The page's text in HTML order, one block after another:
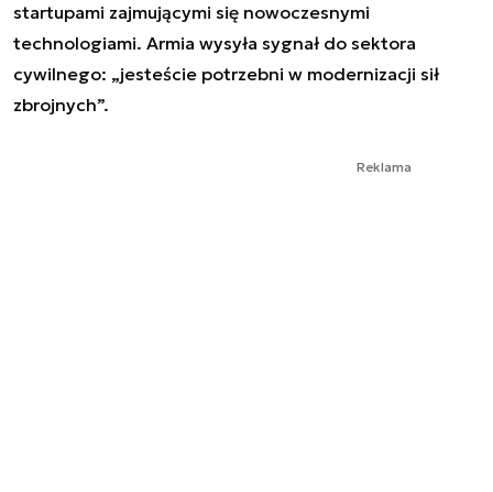
startupami zajmującymi się nowoczesnymi
technologiami. Armia wysyła sygnał do sektora
cywilnego: „jesteście potrzebni w modernizacji sił
zbrojnych”.
Reklama